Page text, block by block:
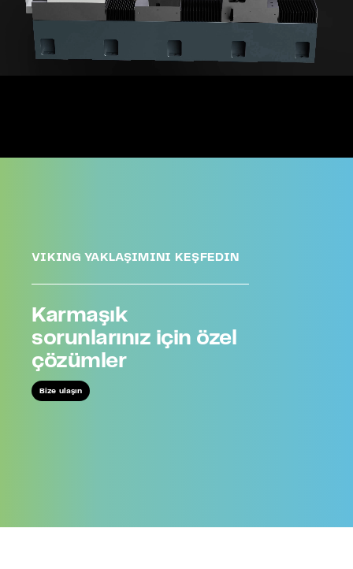
VIKING YAKLAŞIMINI KEŞFEDIN
Karmaşık
sorunlarınız için özel
çözümler
Bize ulaşın